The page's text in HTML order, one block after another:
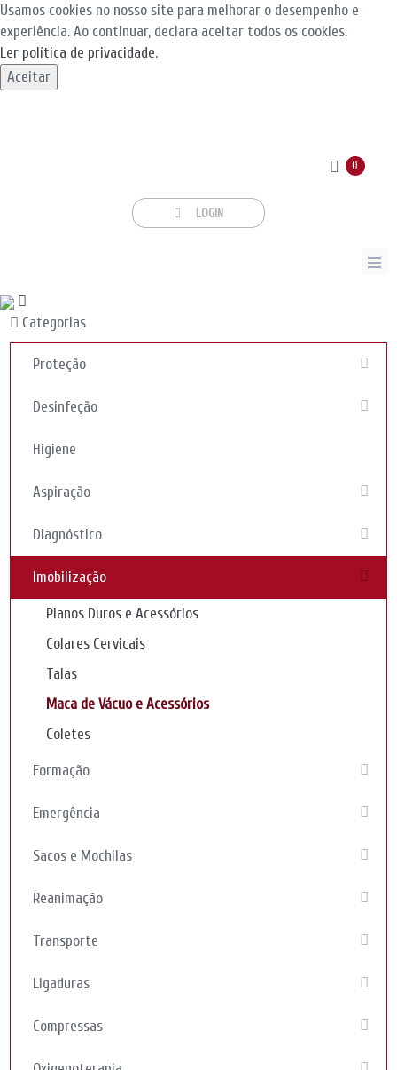
Usamos cookies no nosso site para melhorar o desempenho e
experiência. Ao continuar, declara aceitar todos os cookies.
Ler política de privacidade.
Aceitar
0
LOGIN
Categorias
Proteção
Desinfeção
Higiene
Aspiração
Diagnóstico
Imobilização
Planos Duros e Acessórios
Colares Cervicais
Talas
Maca de Vácuo e Acessórios
Coletes
Formação
Emergência
Sacos e Mochilas
Reanimação
Transporte
Ligaduras
Compressas